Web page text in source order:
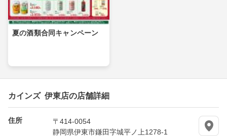
夏の酒類合同キャンペーン
カインズ 伊東店の店舗詳細
住所
〒414-0054
静岡県伊東市鎌田字城平ノ上1278-1